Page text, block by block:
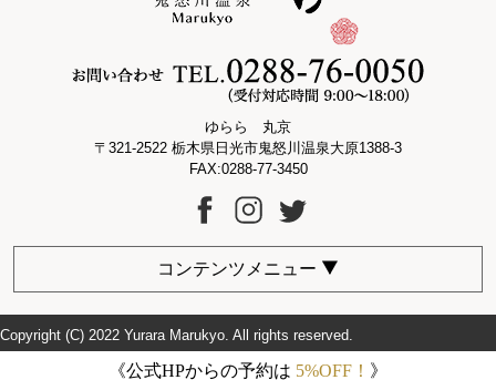
ゆらら 丸京
〒321-2522 栃木県日光市鬼怒川温泉大原1388-3
FAX:0288-77-3450
コンテンツメニュー
Copyright (C) 2022 Yurara Marukyo. All rights reserved.
《公式HPからの予約は 5%OFF！ 》